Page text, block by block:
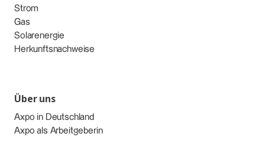
Strom
Gas
Solarenergie
Herkunftsnachweise
Über uns
Axpo in Deutschland
Axpo als Arbeitgeberin